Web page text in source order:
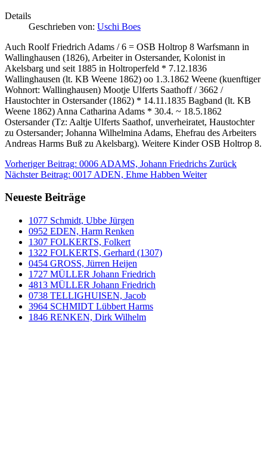
Details
Geschrieben von: Uschi Boes
Auch Roolf Friedrich Adams / 6 = OSB Holtrop 8 Warfsmann in
Wallinghausen (1826), Arbeiter in Ostersander, Kolonist in
Akelsbarg und seit 1885 in Holtroperfeld * 7.12.1836
Wallinghausen (lt. KB Weene 1862) oo 1.3.1862 Weene (kuenftiger
Wohnort: Wallinghausen) Mootje Ulferts Saathoff / 3662 /
Haustochter in Ostersander (1862) * 14.11.1835 Bagband (lt. KB
Weene 1862) Anna Catharina Adams * 30.4. ~ 18.5.1862
Ostersander (Tz: Aaltje Ulferts Saathof, unverheiratet, Haustochter
zu Ostersander; Johanna Wilhelmina Adams, Ehefrau des Arbeiters
Andreas Harms Buß zu Akelsbarg). Weitere Kinder OSB Holtrop 8.
Vorheriger Beitrag: 0006 ADAMS, Johann Friedrichs Zurück
Nächster Beitrag: 0017 ADEN, Ehme Habben Weiter
Neueste Beiträge
1077 Schmidt, Ubbe Jürgen
0952 EDEN, Harm Renken
1307 FOLKERTS, Folkert
1322 FOLKERTS, Gerhard (1307)
0454 GROSS, Jürren Heijen
1727 MÜLLER Johann Friedrich
4813 MÜLLER Johann Friedrich
0738 TELLIGHUISEN, Jacob
3964 SCHMIDT Lübbert Harms
1846 RENKEN, Dirk Wilhelm